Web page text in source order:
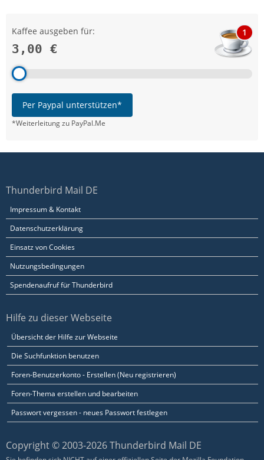
Kaffee ausgeben für:
3,00 €
1
Per Paypal unterstützen*
*Weiterleitung zu PayPal.Me
Thunderbird Mail DE
Impressum & Kontakt
Datenschutzerklärung
Einsatz von Cookies
Nutzungsbedingungen
Spendenaufruf für Thunderbird
Hilfe zu dieser Webseite
Übersicht der Hilfe zur Webseite
Die Suchfunktion benutzen
Foren-Benutzerkonto - Erstellen (Neu registrieren)
Foren-Thema erstellen und bearbeiten
Passwort vergessen - neues Passwort festlegen
Copyright © 2003-2026 Thunderbird Mail DE